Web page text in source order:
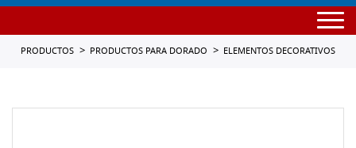
PRODUCTOS PRODUCTOS PARA DORADO ELEMENTOS DECORATIVOS